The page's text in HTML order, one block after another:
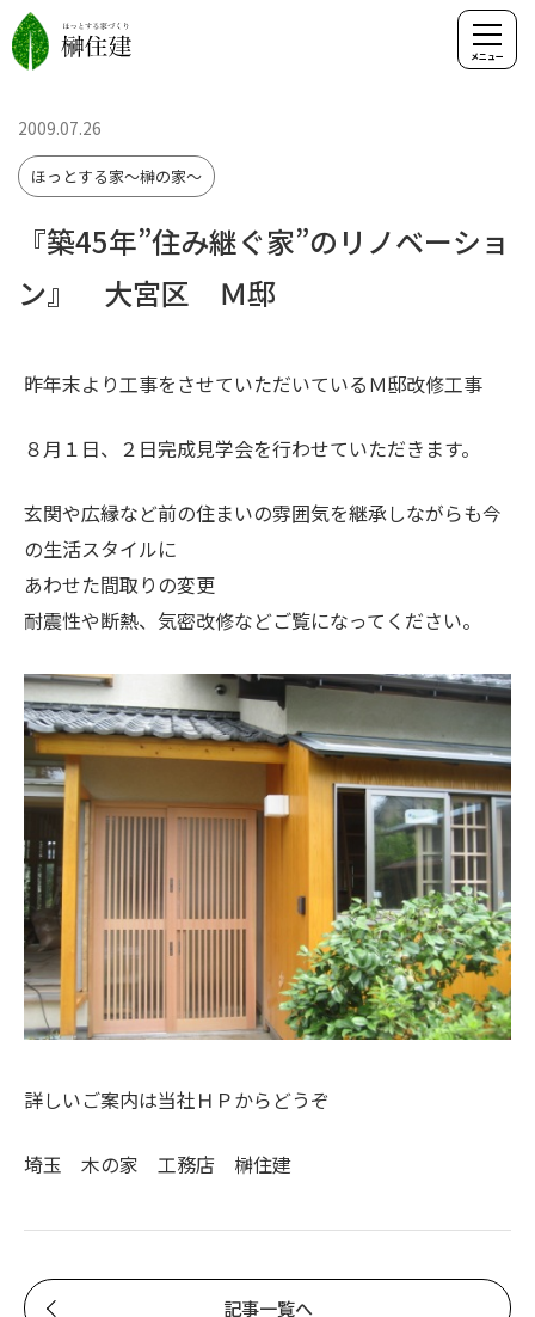
『築45年”住み継ぐ家”のリノベーショ
ン』 大宮区 Ｍ邸
2009.07.26
ほっとする家～榊の家～
昨年末より工事をさせていただいているＭ邸改修工事
８月１日、２日完成見学会を行わせていただきます。
玄関や広縁など前の住まいの雰囲気を継承しながらも今
の生活スタイルに
あわせた間取りの変更
耐震性や断熱、気密改修などご覧になってください。
詳しいご案内は当社ＨＰからどうぞ
埼玉 木の家 工務店 榊住建
記事一覧へ